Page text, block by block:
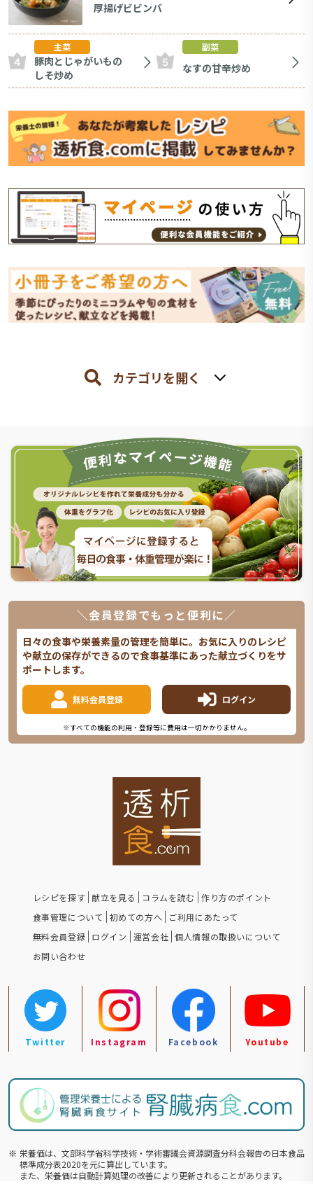
厚揚げビビンバ
主菜
豚肉とじゃがいもの
しそ炒め
副菜
なすの甘辛炒め
カテゴリを開く
＼会員登録でもっと便利に／
日々の食事や栄養素量の管理を簡単に。お気に入りのレシピ
や献立の保存ができるので食事基準にあった献立づくりをサ
ポートします。
無料会員登録 ログイン
※すべての機能の利用・登録等に費用は一切かかりません。
レシピを探す 献立を見る コラムを読む
作り方のポイント
食事管理について
初めての方へ
ご利用にあたって
無料会員登録 ログイン 運営会社 個人情報の取扱いについて
お問い合わせ
Twitter Instagram Facebook Youtube
※ 栄養価は、文部科学省科学技術・学術審議会資源調査分科会報告の⽇本食品
標準成分表2020を元に算出しています。
また、栄養価は自動計算処理の改善により更新されることがあります。